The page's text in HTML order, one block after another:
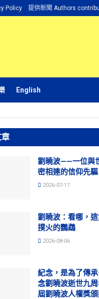
Policy 提供新聞 Authors
English
劉曉波——一位與
密相連的信仰先驅
2026-07-17
劉曉波：看哪，
撲火的鸚鵡
2026-08-06
紀念，是為了傳
念劉曉波逝世九
屆劉曉波人權獎